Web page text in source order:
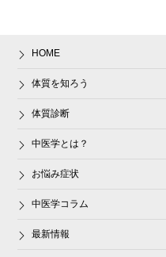
HOME
体質を知ろう
体質診断
中医学とは？
お悩み症状
中医学コラム
最新情報